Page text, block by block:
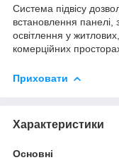
Система підвісу
встановлення
освітлення у
комерційних
Приховати
Характеристики
Основні